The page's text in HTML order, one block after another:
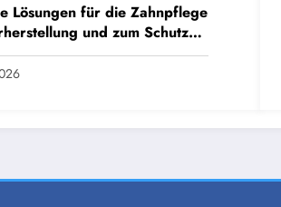
Lösungen für die Zahnpflege
und zum Schutz